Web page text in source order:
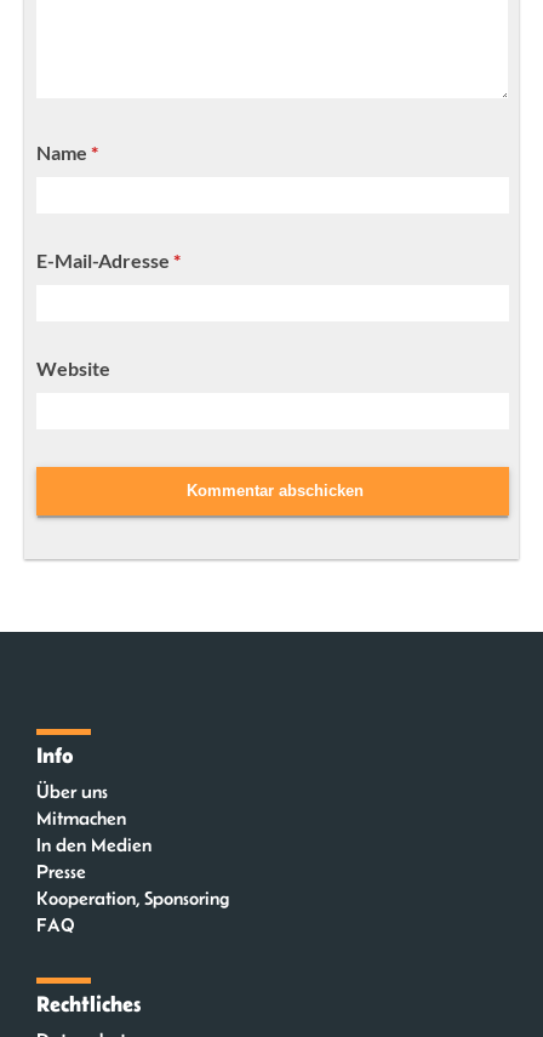
Name *
E-Mail-Adresse *
Website
Info
Über uns
Mitmachen
In den Medien
Presse
Kooperation, Sponsoring
FAQ
Rechtliches